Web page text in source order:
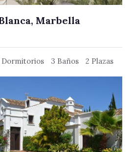
Marbella
Dormitorios 3 Baños 2 Plazas
sobre nuevas